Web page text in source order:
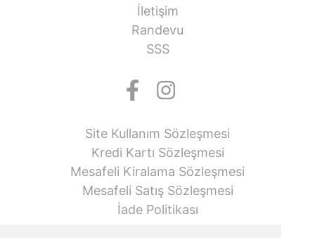
İletişim
Randevu
SSS
Site Kullanım Sözleşmesi
Kredi Kartı Sözleşmesi
Mesafeli Kiralama Sözleşmesi
Mesafeli Satış Sözleşmesi
İade Politikası